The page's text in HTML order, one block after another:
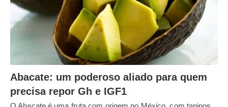
Abacate: um poderoso aliado para quem
precisa repor Gh e IGF1